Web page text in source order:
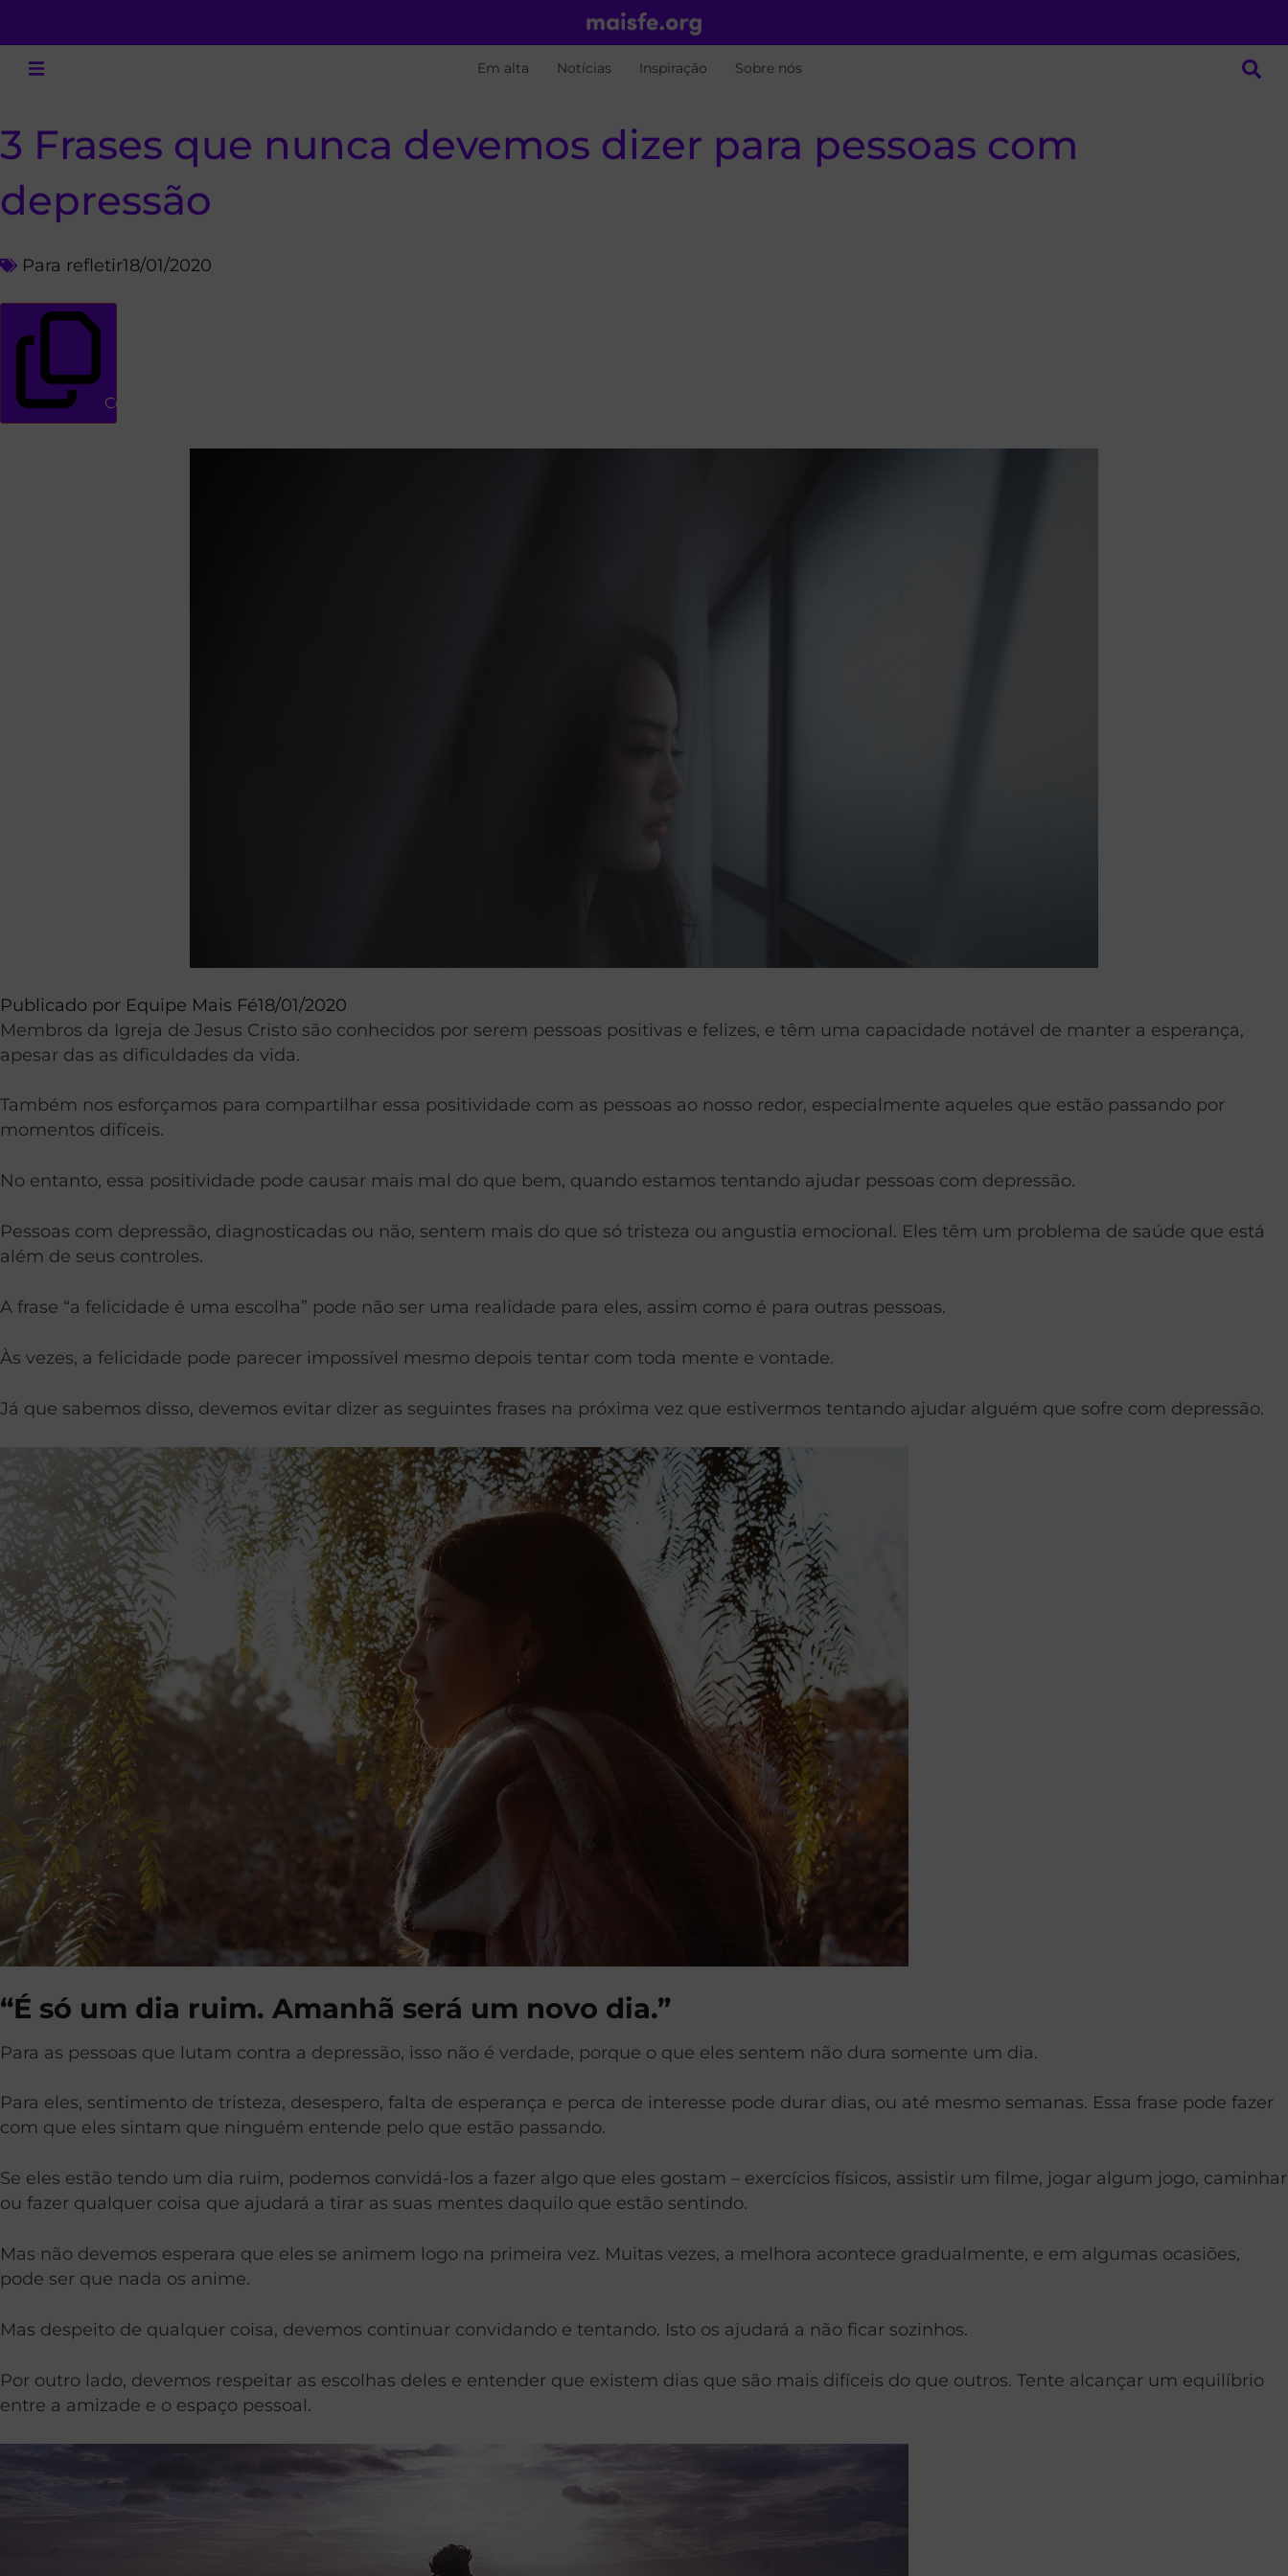
Em alta Notícias Inspiração Sobre nós
3 Frases que nunca devemos dizer para pessoas com
depressão
Para refletir18/01/2020
Copiar link
Publicado por Equipe Mais Fé18/01/2020
Membros da Igreja de Jesus Cristo são conhecidos por serem pessoas positivas e felizes, e têm uma capacidade notável de manter a esperança,
apesar das as dificuldades da vida.
Também nos esforçamos para compartilhar essa positividade com as pessoas ao nosso redor, especialmente aqueles que estão passando por
momentos difíceis.
No entanto, essa positividade pode causar mais mal do que bem, quando estamos tentando ajudar pessoas com depressão.
Pessoas com depressão, diagnosticadas ou não, sentem mais do que só tristeza ou angustia emocional. Eles têm um problema de saúde que está
além de seus controles.
A frase “a felicidade é uma escolha” pode não ser uma realidade para eles, assim como é para outras pessoas.
Às vezes, a felicidade pode parecer impossível mesmo depois tentar com toda mente e vontade.
Já que sabemos disso, devemos evitar dizer as seguintes frases na próxima vez que estivermos tentando ajudar alguém que sofre com depressão.
“É só um dia ruim. Amanhã será um novo dia.”
Para as pessoas que lutam contra a depressão, isso não é verdade, porque o que eles sentem não dura somente um dia.
Para eles, sentimento de tristeza, desespero, falta de esperança e perca de interesse pode durar dias, ou até mesmo semanas. Essa frase pode fazer
com que eles sintam que ninguém entende pelo que estão passando.
Se eles estão tendo um dia ruim, podemos convidá-los a fazer algo que eles gostam – exercícios físicos, assistir um filme, jogar algum jogo, caminhar
ou fazer qualquer coisa que ajudará a tirar as suas mentes daquilo que estão sentindo.
Mas não devemos esperara que eles se animem logo na primeira vez. Muitas vezes, a melhora acontece gradualmente, e em algumas ocasiões,
pode ser que nada os anime.
Mas despeito de qualquer coisa, devemos continuar convidando e tentando. Isto os ajudará a não ficar sozinhos.
Por outro lado, devemos respeitar as escolhas deles e entender que existem dias que são mais difíceis do que outros. Tente alcançar um equilíbrio
entre a amizade e o espaço pessoal.